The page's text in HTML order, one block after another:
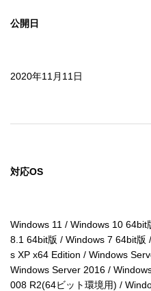
公開日
2020年11月11日
対応OS
Windows 11 / Windows 10
8.1 64bit版 / Windows 7 64bit版
s XP x64 Edition / Windows
Windows Server 2016 /
008 R2(64ビット環境用) /